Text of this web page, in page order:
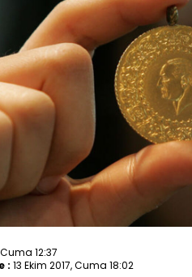
Cuma 12:37
: 13 Ekim 2017, Cuma 18:02